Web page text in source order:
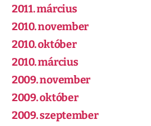
2011. március
2010. november
2010. október
2010. március
2009. november
2009. október
2009. szeptember